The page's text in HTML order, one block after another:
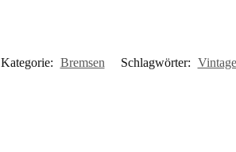
Kategorie: Bremsen Schlagwörter: